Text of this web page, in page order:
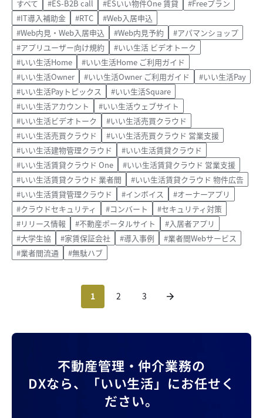
すべて #ES-B2B call #ESいい物件One 賃貸
#Freeプラン
#IT導入補助金
#RTC
#Web入居申込
#Web内見・Web入居申込
#Web内見予約
#アパマンショップ
#アプリユーザー向け規約
#いい生活 ビデオトーク
#いい生活Home
#いい生活Home ご利用ガイド
#いい生活Owner
#いい生活Owner ご利用ガイド
#いい生活Pay
#いい生活Payトピックス
#いい生活Square
#いい生活アカウント
#いい生活ウェブサイト
#いい生活ビデオトーク
#いい生活売買クラウド
#いい生活売買クラウド
#いい生活売買クラウド 営業支援
#いい生活建物管理クラウド
#いい生活賃貸クラウド
#いい生活賃貸クラウド One
#いい生活賃貸クラウド 営業支援
#いい生活賃貸クラウド 業者間
#いい生活賃貸クラウド 物件広告
#いい生活賃貸管理クラウド
#インボイス
#オーナーアプリ
#クラウドセキュリティ
#コンバート
#セキュリティ対策
#リリース情報
#不動産ポータルサイト
#入居者アプリ
#大学生協
#家賃保証会社 #導入事例
#業者間Webサービス
#業者間流通
#無駄ハブ
1 2 3
不動産管理・仲介業務の
DXなら、
「いい生活」にお任せく
ださい。